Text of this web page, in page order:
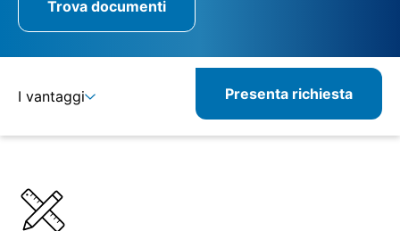
Trova documenti
I vantaggi
Prodotti correlati
Presenta richiesta